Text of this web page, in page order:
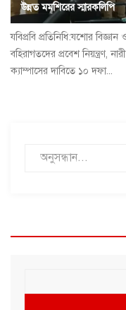
উন্নত মমশিরের স্মারকলিপি
যবিপ্রবি প্রতিনিধি:যশোর বিজ্ঞান
বহিরাগতদের প্রবেশ নিয়ন্ত্রণ,
ক্যাম্পাসের দাবিতে ১০ দফা...